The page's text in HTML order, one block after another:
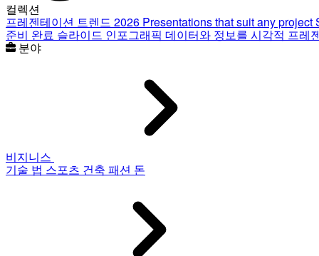
컬렉션
프레젠테이션 트렌드 2026 Presentations that suit any project
준비 완료 슬라이드 인포그래픽 데이터와 정보를 시각적 프레
분야
비지니스
기술 법 스포츠 건축 패션 돈